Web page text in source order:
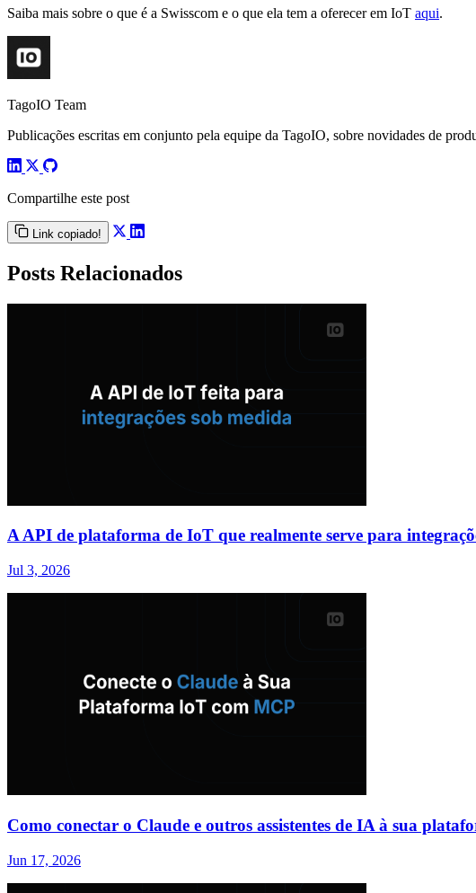
Saiba mais sobre o que é a Swisscom e o que ela tem a oferecer em IoT aqui.
TagoIO Team
Publicações escritas em conjunto pela equipe da TagoIO, sobre novidades de
Compartilhe este post
Link copiado!
Posts Relacionados
A API de plataforma de IoT que realmente serve para
Jul 3, 2026
Como conectar o Claude e outros assistentes de IA à sua
Jun 17, 2026